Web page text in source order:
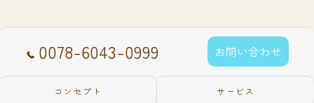
0078-6043-0999 お問い合わせ
コンセプト サービス